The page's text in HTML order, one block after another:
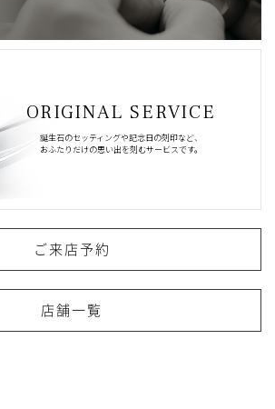
ORIGINAL SERVICE
誕生石のセッティングや記念日の刻印など、
おふたりだけの思い出を刻むサービスです。
ご来店予約
店舗一覧